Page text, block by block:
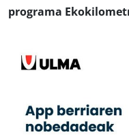
programa